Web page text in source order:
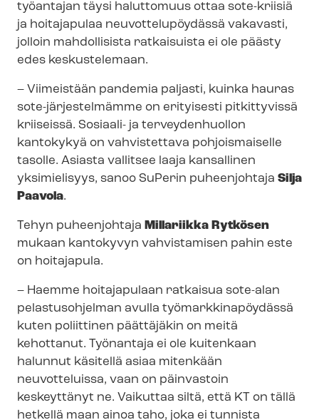
työantajan täysi haluttomuus ottaa sote-kriisiä
ja hoitajapulaa neu­vot­te­lu­pöy­däs­sä vakavasti,
jolloin mahdollisista ratkaisuista ei ole päästy
edes keskustelemaan.
– Viimeistään pandemia paljasti, kuinka hauras
sote-​järjestelmämme on erityisesti pitkittyvissä
kriiseissä. Sosiaali- ja terveydenhuollon
kantokykyä on vahvistettava pohjoismaiselle
tasolle. Asiasta vallitsee laaja kansallinen
yksimielisyys, sanoo SuPerin puheenjohtaja Silja
Paavola.
Tehyn puheenjohtaja Millariikka Rytkösen
mukaan kantokyvyn vahvistamisen pahin este
on hoitajapula.
– Haemme hoitajapulaan ratkaisua sote-alan
pelastusohjelman avulla työ­mark­ki­na­pöy­däs­sä
kuten poliittinen päättäjäkin on meitä
kehottanut. Työnantaja ei ole kuitenkaan
halunnut käsitellä asiaa mitenkään
neuvotteluissa, vaan on päinvastoin
keskeyttänyt ne. Vaikuttaa siltä, että KT on tällä
hetkellä maan ainoa taho, joka ei tunnista